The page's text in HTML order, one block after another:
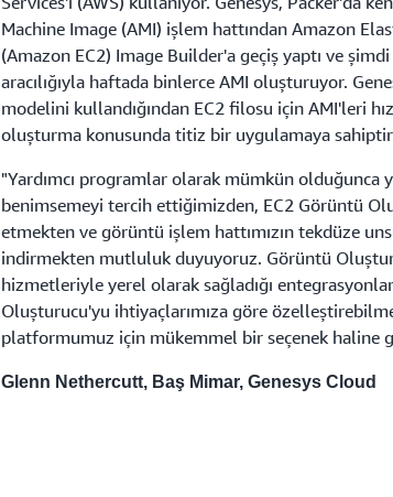
Machine Image (AMI) işlem hattından Amazon
(Amazon EC2) Image Builder'a geçiş yaptı ve
aracılığıyla haftada binlerce AMI oluşturuyor.
modelini kullandığından EC2 filosu için AMI'leri
oluşturma konusunda titiz bir uygulamaya
"Yardımcı programlar olarak mümkün olduğunca
benimsemeyi tercih ettiğimizden, EC2 Görüntü
etmekten ve görüntü işlem hattımızın tekdüze
indirmekten mutluluk duyuyoruz. Görüntü
hizmetleriyle yerel olarak sağladığı
Oluşturucu'yu ihtiyaçlarımıza göre
platformumuz için mükemmel bir seçenek haline
Glenn Nethercutt, Baş Mimar, Genesys Cloud